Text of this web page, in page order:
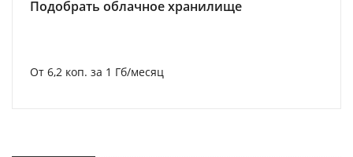
Подобрать облачное хранилище
От 6,2 коп. за 1 Гб/месяц